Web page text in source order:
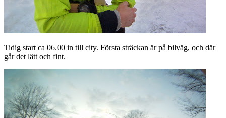
Tidig start ca 06.00 in till city. Första sträckan är på bilväg, och där
går det lätt och fint.